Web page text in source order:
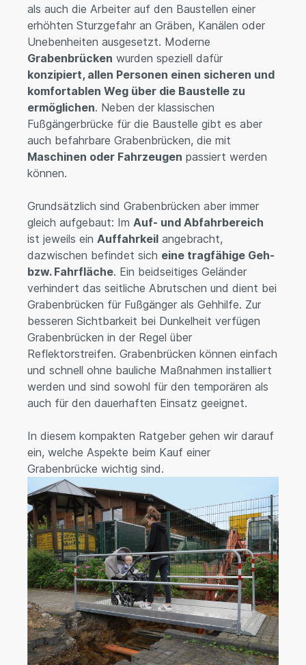
als auch die Arbeiter auf den Baustellen einer
erhöhten Sturzgefahr an Gräben, Kanälen oder
Unebenheiten ausgesetzt. Moderne
Grabenbrücken wurden speziell dafür
konzipiert, allen Personen einen sicheren und
komfortablen Weg über die Baustelle zu
ermöglichen. Neben der klassischen
Fußgängerbrücke für die Baustelle gibt es aber
auch befahrbare Grabenbrücken, die mit
Maschinen oder Fahrzeugen passiert werden
können.
Grundsätzlich sind Grabenbrücken aber immer
gleich aufgebaut: Im Auf- und Abfahrbereich
ist jeweils ein Auffahrkeil angebracht,
dazwischen befindet sich eine tragfähige Geh-
bzw. Fahrfläche. Ein beidseitiges Geländer
verhindert das seitliche Abrutschen und dient bei
Grabenbrücken für Fußgänger als Gehhilfe. Zur
besseren Sichtbarkeit bei Dunkelheit verfügen
Grabenbrücken in der Regel über
Reflektorstreifen. Grabenbrücken können einfach
und schnell ohne bauliche Maßnahmen installiert
werden und sind sowohl für den temporären als
auch für den dauerhaften Einsatz geeignet.
In diesem kompakten Ratgeber gehen wir darauf
ein, welche Aspekte beim Kauf einer
Grabenbrücke wichtig sind.